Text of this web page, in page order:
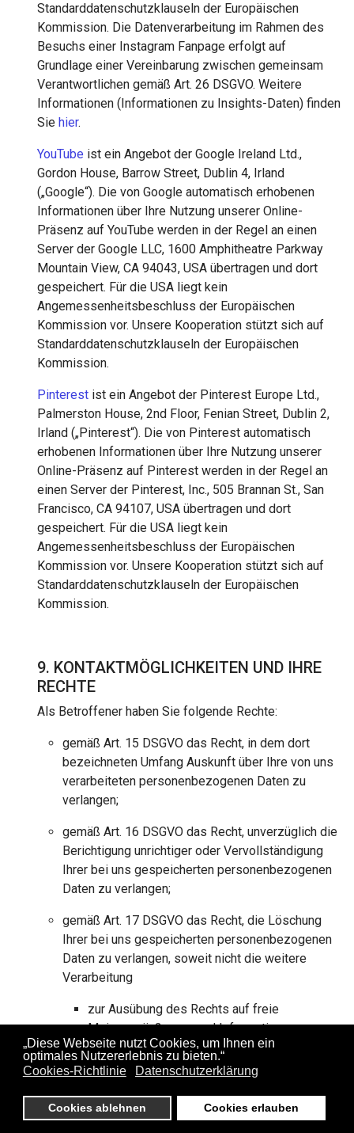
„Diese Webseite nutzt Cookies, um Ihnen ein
optimales Nutzererlebnis zu bieten.“
Cookies-Richtlinie
Datenschutzerklärung
Cookies ablehnen Cookies erlauben
Standarddatenschutzklauseln der Europäischen
Kommission. Die Datenverarbeitung im Rahmen des
Besuchs einer Instagram Fanpage erfolgt auf
Grundlage einer Vereinbarung zwischen gemeinsam
Verantwortlichen gemäß Art. 26 DSGVO. Weitere
Informationen (Informationen zu Insights-Daten) finden
Sie hier.
YouTube ist ein Angebot der Google Ireland Ltd.,
Gordon House, Barrow Street, Dublin 4, Irland
(„Google“). Die von Google automatisch erhobenen
Informationen über Ihre Nutzung unserer Online-
Präsenz auf YouTube werden in der Regel an einen
Server der Google LLC, 1600 Amphitheatre Parkway
Mountain View, CA 94043, USA übertragen und dort
gespeichert. Für die USA liegt kein
Angemessenheitsbeschluss der Europäischen
Kommission vor. Unsere Kooperation stützt sich auf
Standarddatenschutzklauseln der Europäischen
Kommission.
Pinterest ist ein Angebot der Pinterest Europe Ltd.,
Palmerston House, 2nd Floor, Fenian Street, Dublin 2,
Irland („Pinterest“). Die von Pinterest automatisch
erhobenen Informationen über Ihre Nutzung unserer
Online-Präsenz auf Pinterest werden in der Regel an
einen Server der Pinterest, Inc., 505 Brannan St., San
Francisco, CA 94107, USA übertragen und dort
gespeichert. Für die USA liegt kein
Angemessenheitsbeschluss der Europäischen
Kommission vor. Unsere Kooperation stützt sich auf
Standarddatenschutzklauseln der Europäischen
Kommission.
9. KONTAKTMÖGLICHKEITEN UND IHRE
RECHTE
Als Betroffener haben Sie folgende Rechte:
gemäß Art. 15 DSGVO das Recht, in dem dort
bezeichneten Umfang Auskunft über Ihre von uns
verarbeiteten personenbezogenen Daten zu
verlangen;
gemäß Art. 16 DSGVO das Recht, unverzüglich die
Berichtigung unrichtiger oder Vervollständigung
Ihrer bei uns gespeicherten personenbezogenen
Daten zu verlangen;
gemäß Art. 17 DSGVO das Recht, die Löschung
Ihrer bei uns gespeicherten personenbezogenen
Daten zu verlangen, soweit nicht die weitere
Verarbeitung
zur Ausübung des Rechts auf freie
Meinungsäußerung und Information;
zur Erfüllung einer rechtlichen Verpflichtung;
zur Geltendmachung, Ausübung oder